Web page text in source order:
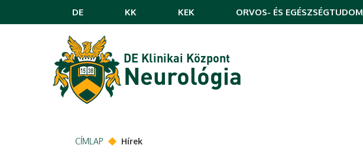
DE KK KEK ORVOS- ÉS
DE Klinikai Központ
Neurológia
CÍMLAP Hírek